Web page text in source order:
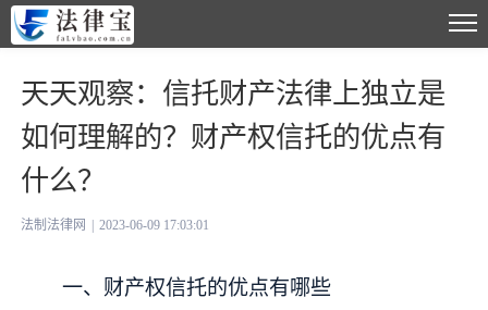
天天观察：信托财产法律上独立是
如何理解的？财产权信托的优点有
什么？
法制法律网 2023-06-09 17:03:01
一、财产权信托的优点有哪些